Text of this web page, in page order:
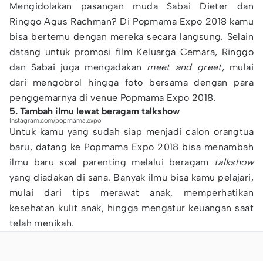
Mengidolakan pasangan muda Sabai Dieter dan
Ringgo Agus Rachman? Di Popmama Expo 2018 kamu
bisa bertemu dengan mereka secara langsung. Selain
datang untuk promosi film Keluarga Cemara, Ringgo
dan Sabai juga mengadakan meet and greet, mulai
dari mengobrol hingga foto bersama dengan para
penggemarnya di venue Popmama Expo 2018.
5. Tambah ilmu lewat beragam talkshow
Instagram.com/popmama.expo
Untuk kamu yang sudah siap menjadi calon orangtua
baru, datang ke Popmama Expo 2018 bisa menambah
ilmu baru soal parenting melalui beragam
talkshow
yang diadakan di sana. Banyak ilmu bisa kamu pelajari,
mulai dari tips merawat anak, memperhatikan
kesehatan kulit anak, hingga mengatur keuangan saat
telah menikah.